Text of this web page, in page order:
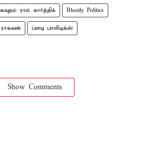
கவுதம் ராம் கார்த்திக் Bloody Politics
ராகவன் ப்ளடி பாலிடிக்ஸ்
Show Comments